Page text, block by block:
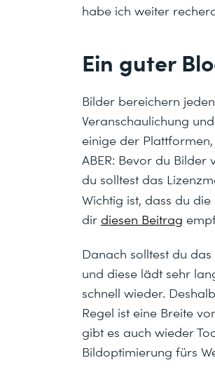
habe ich weiter
Ein guter
Bilder bereichern
Veranschaulichung
einige der
ABER: Bevor du
du solltest das
Wichtig ist, dass du die
dir diesen Beitrag
Danach solltest du das
und diese lädt sehr
schnell wieder.
Regel ist eine Breite
gibt es auch wieder
Bildoptimierung fürs